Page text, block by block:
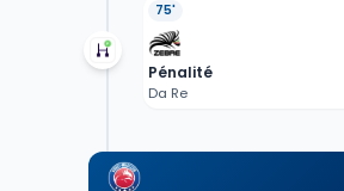
75'
Pénalité
Da Re